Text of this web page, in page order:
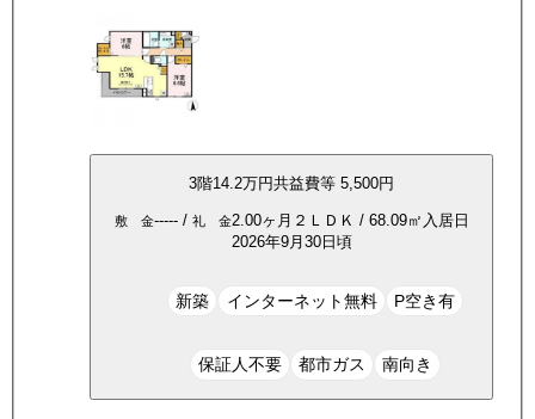
3階14.2万円共益費等 5,500円
敷 金-----/ 礼 金2.00ヶ月 ２ＬＤＫ / 68.09㎡ 入居日
2026年9月30日頃
新築 インターネット無料 P空き有
保証人不要 都市ガス 南向き